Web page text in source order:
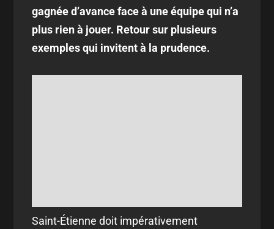
gagnée d’avance face à une équipe qui n’a
plus rien à jouer. Retour sur plusieurs
exemples qui invitent à la prudence.
Saint-Étienne doit impérativement